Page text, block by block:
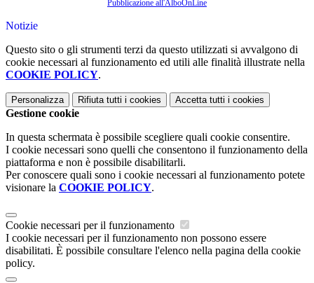
Pubblicazione all'AlboOnLine
Notizie
Questo sito o gli strumenti terzi da questo utilizzati si avvalgono di
cookie necessari al funzionamento ed utili alle finalità illustrate nella
COOKIE POLICY.
Personalizza Rifiuta tutti i cookies Accetta tutti i cookies
Gestione cookie
In questa schermata è possibile scegliere quali cookie consentire.
I cookie necessari sono quelli che consentono il funzionamento della
piattaforma e non è possibile disabilitarli.
Per conoscere quali sono i cookie necessari al funzionamento potete
visionare la COOKIE POLICY.
Cookie necessari per il funzionamento
I cookie necessari per il funzionamento non possono essere
disabilitati. È possibile consultare l'elenco nella pagina della cookie
policy.